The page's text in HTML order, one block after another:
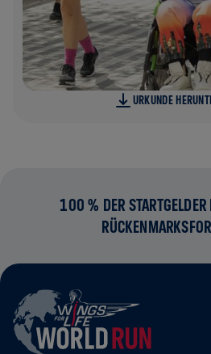
URKUNDE
100 % DER STARTGELDER